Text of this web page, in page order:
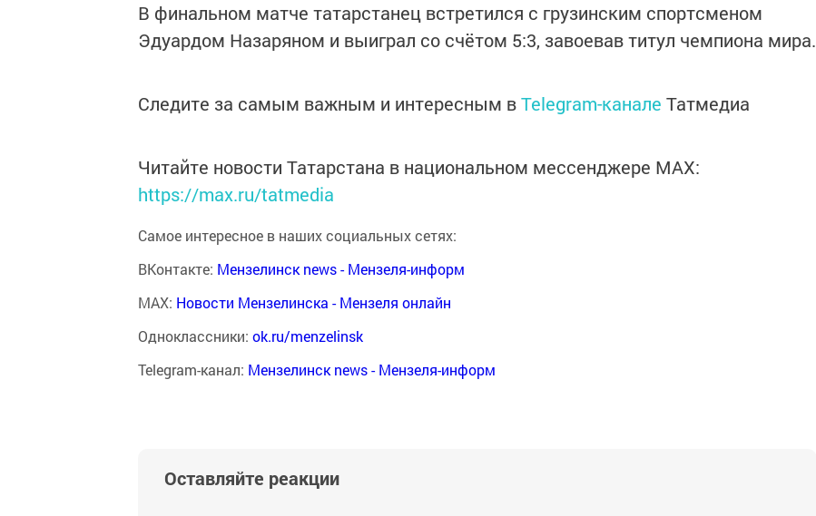
В финальном матче татарстанец встретился с грузинским спортсменом
Эдуардом Назаряном и выиграл со счётом 5:3, завоевав титул чемпиона мира.
Следите за самым важным и интересным вTelegram-канале Татмедиа
Читайте новости Татарстана в национальном мессенджере MАХ:
https://max.ru/tatmedia
Самое интересное в наших социальных сетях:
ВКонтакте: Мензелинск news - Мензеля-информ
MAX: Новости Мензелинска - Мензеля онлайн
Одноклассники: ok.ru/menzelinsk
Telegram-канал: Мензелинск news - Мензеля-информ
Оставляйте реакции